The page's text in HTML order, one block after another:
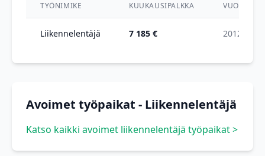
TYÖNIMIKE KUUKAUSIPALKKA VUOSI
Liikennelentäjä 7 185 € 2012
Avoimet työpaikat - Liikennelentäjä
Katso kaikki avoimet liikennelentäjä työpaikat >